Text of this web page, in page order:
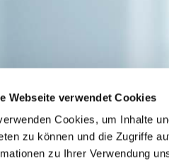
Webseite verwendet Cookies
Cookies, um Inhalte
zu können und die Zugriffe
zu Ihrer Verwendung